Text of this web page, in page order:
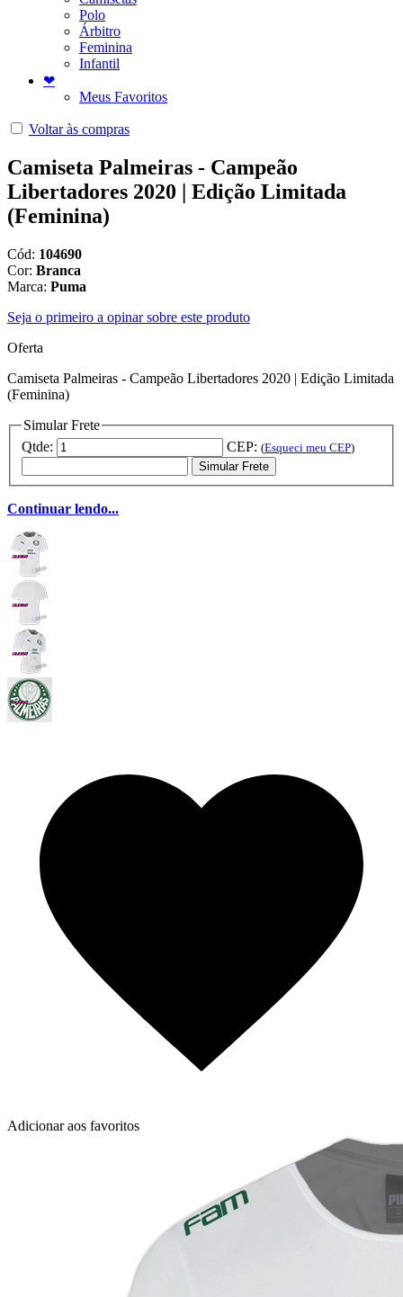
Polo
Árbitro
Feminina
Infantil
❤
Meus Favoritos
Voltar às compras
Camiseta Palmeiras - Campeão
Libertadores 2020 | Edição Limitada
(Feminina)
Cód: 104690
Cor: Branca
Marca: Puma
Seja o primeiro a opinar sobre este produto
Oferta
Camiseta Palmeiras - Campeão Libertadores 2020 | Edição Limitada
(Feminina)
Simular Frete
Qtde:
CEP: (Esqueci meu CEP)
Simular Frete
Continuar lendo...
Adicionar aos favoritos